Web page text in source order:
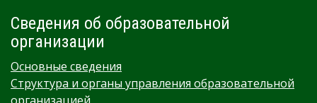
Сведения об образовательной
организации
Основные сведения
Структура и органы управления образовательной